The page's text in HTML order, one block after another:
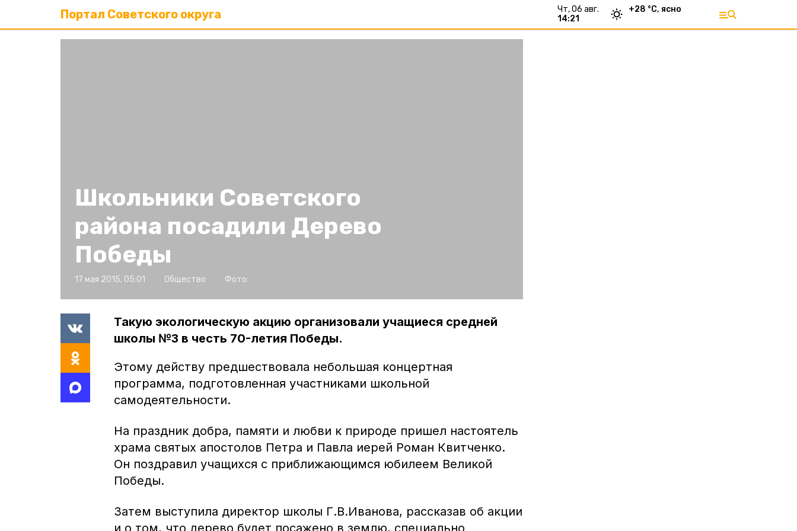
Портал Советского округа
чт, 06 авг.
14:21
+28 °С, ясно
Школьники Советского
района посадили Дерево
Победы
17 мая 2015, 05:01 Общество Фото:
Такую экологическую акцию организовали учащиеся средней
школы №3 в честь 70-летия Победы.
Этому действу предшествовала небольшая концертная
программа, подготовленная участниками школьной
самодеятельности.
На праздник добра, памяти и любви к природе пришел настоятель
храма святых апостолов Петра и Павла иерей Роман Квитченко.
Он поздравил учащихся с приближающимся юбилеем Великой
Победы.
Затем выступила директор школы Г.В.Иванова, рассказав об акции
и о том, что дерево будет посажено в землю, специально